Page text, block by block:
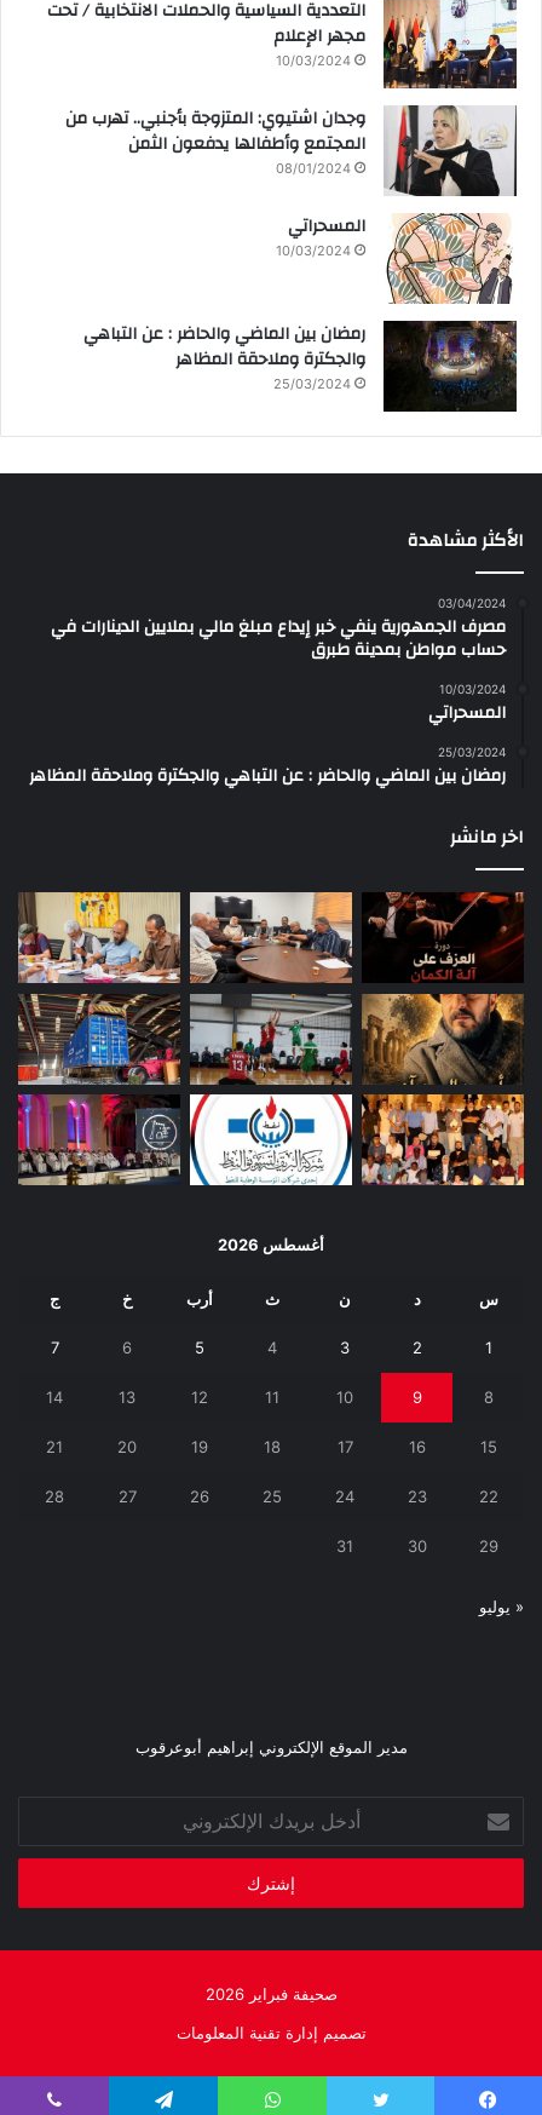
التعددية السياسية والحملات الانتخابية / تحت
مجهر الإعلام
10/03/2024
وجدان اشتيوي: المتزوجة بأجنبي.. تهرب من
المجتمع وأطفالها يدفعون الثمن
08/01/2024
المسحراتي
10/03/2024
رمضان بين الماضي والحاضر : عن التباهي
والجكترة وملاحقة المظاهر
25/03/2024
الأكثر مشاهدة
03/04/2024
مصرف الجمهورية ينفي خبر إيداع مبلغ مالي بملايين الدينارات في
حساب مواطن بمدينة طبرق
10/03/2024
المسحراتي
25/03/2024
رمضان بين الماضي والحاضر : عن التباهي والجكترة وملاحقة المظاهر
اخر مانشر
أغسطس 2026
س د ن ث أرب خ ج
1
2
3
4
5
6
7
8
9
10
11
12
13
14
15
16
17
18
19
20
21
22
23
24
25
26
27
28
29
30
31
« يوليو
مدير الموقع الإلكتروني إبراهيم أبوعرقوب
أدخل
بريدك
الإلكتروني
صحيفة فبراير 2026
تصميم إدارة تقنية المعلومات